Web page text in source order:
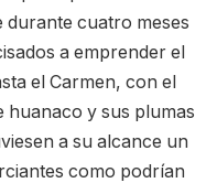
durante cuatro meses
a emprender el
el Carmen, con el
huanaco y sus plumas
a su alcance un
como podrían